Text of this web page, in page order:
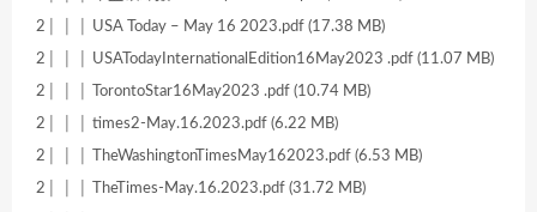
2│ │ │ USA Today – May 16 2023.pdf (17.38 MB)
2│ │ │ USATodayInternationalEdition16May2023 .pdf (11.07 MB)
2│ │ │ TorontoStar16May2023 .pdf (10.74 MB)
2│ │ │ times2-May.16.2023.pdf (6.22 MB)
2│ │ │ TheWashingtonTimesMay162023.pdf (6.53 MB)
2│ │ │ TheTimes-May.16.2023.pdf (31.72 MB)